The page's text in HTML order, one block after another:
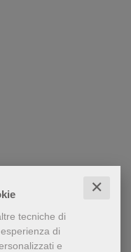
✕
tecniche di
di
e